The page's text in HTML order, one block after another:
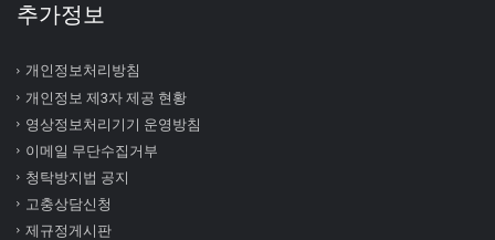
추가정보
개인정보처리방침
개인정보 제3자 제공 현황
영상정보처리기기 운영방침
이메일 무단수집거부
청탁방지법 공지
고충상담신청
제규정게시판